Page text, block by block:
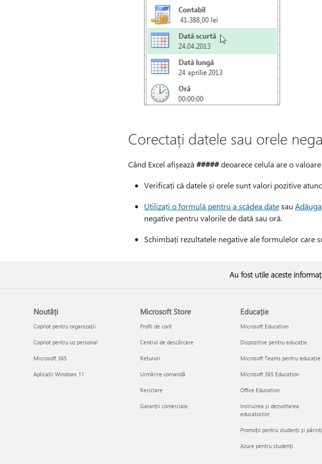
Corectați datele sau orele
Când Excel afișează #####deoarece celula are o
Verificați că datele și orele sunt valori pozitive
Utilizați o formulă pentru a scădea datesau
negative pentru valorile de dată sau oră.
Schimbați rezultatele negative ale formulelor care
Au fost utile aceste
Noutăți
Copilot pentru organizații
Copilot pentru uz personal
Microsoft 365
Aplicații Windows 11
Microsoft Store
Profil de cont
Centrul de descărcare
Retururi
Urmărire comandă
Reciclare
Garanții comerciale
Educație
Microsoft Education
Dispozitive pentru educație
Microsoft Teams pentru educație
Microsoft 365 Education
Office Education
Instruirea și dezvoltarea
educatorilor
Promoții pentru studenți și părinți
Azure pentru studenți